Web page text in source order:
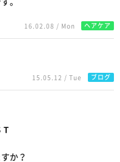
16.02.08 / Mon ヘアケア
15.05.12 / Tue ブログ
か？